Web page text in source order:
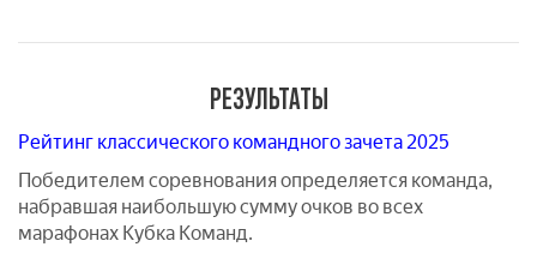
РЕЗУЛЬТАТЫ
Рейтинг классического командного зачета 2025
Победителем соревнования определяется команда,
набравшая наибольшую сумму очков во всех
марафонах Кубка Команд.